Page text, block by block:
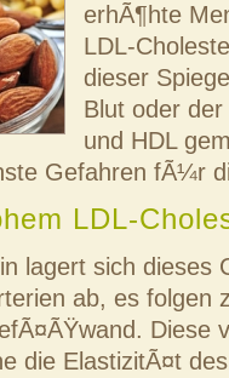
erhÃ¶hte
LDL-
dieser
Blut oder
und HDL
Gefahren fÃ¼r
LDL-
lagert sich dieses
ab, es folgen
Diese
die ElastizitÃ¤t